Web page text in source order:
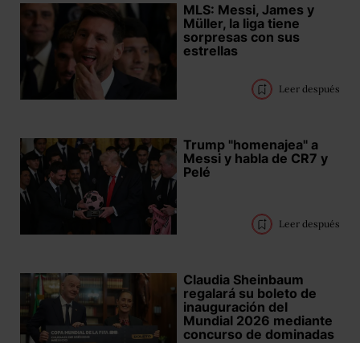
MLS: Messi, James y
Müller, la liga tiene
sorpresas con sus
estrellas
Leer después
Trump "homenajea" a
Messi y habla de CR7 y
Pelé
Leer después
Claudia Sheinbaum
regalará su boleto de
inauguración del
Mundial 2026 mediante
concurso de dominadas